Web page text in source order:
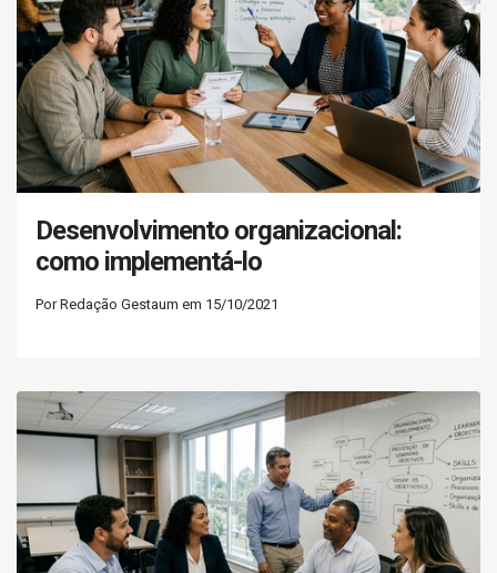
Desenvolvimento organizacional:
como implementá-lo
Por Redação Gestaum em 15/10/2021